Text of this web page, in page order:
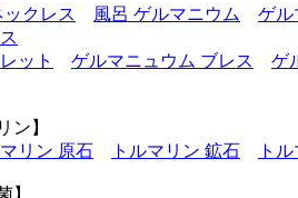
クレス
風呂 ゲルマニウム
ゲル
ット
ゲルマニュウム ブレス
ゲ
ン】
マリン 原石 トルマリン 鉱石 ト
】